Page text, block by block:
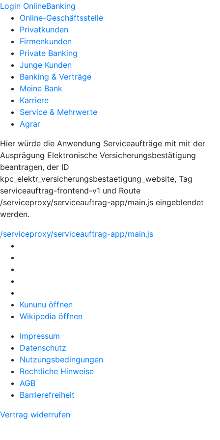
Login OnlineBanking
Online-Geschäftsstelle
Privatkunden
Firmenkunden
Private Banking
Junge Kunden
Banking & Verträge
Meine Bank
Karriere
Service & Mehrwerte
Agrar
Hier würde die Anwendung Serviceaufträge mit mit der
Ausprägung Elektronische Versicherungsbestätigung
beantragen, der ID
kpc_elektr_versicherungsbestaetigung_website, Tag
serviceauftrag-frontend-v1 und Route
/serviceproxy/serviceauftrag-app/main.js eingeblendet
werden.
/serviceproxy/serviceauftrag-app/main.js
Kununu öffnen
Wikipedia öffnen
Impressum
Datenschutz
Nutzungsbedingungen
Rechtliche Hinweise
AGB
Barrierefreiheit
Vertrag widerrufen